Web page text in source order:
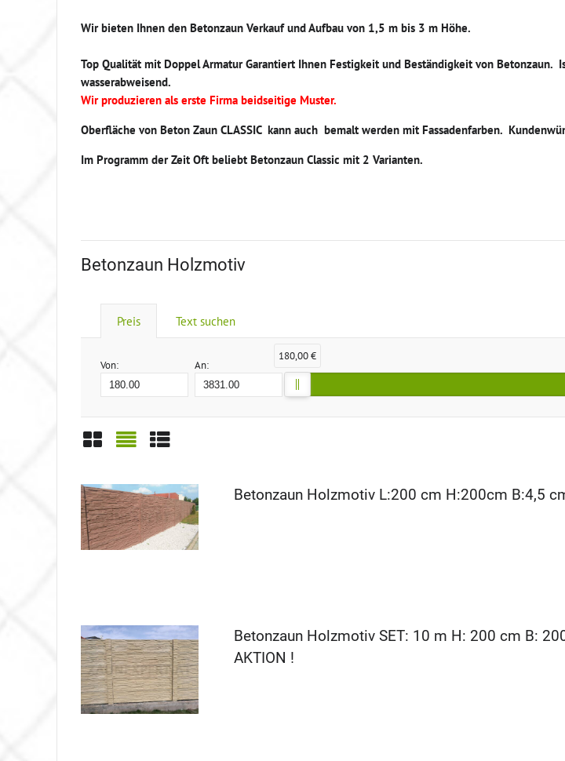
Wir bieten Ihnen den Betonzaun Verkauf und Aufbau von 1,5 m bis 3 m Höhe.
Top Qualität mit Doppel Armatur Garantiert Ihnen Festigkeit und Beständigkeit von Betonzaun.
wasserabweisend.
Wir produzieren als erste Firma beidseitige Muster.
Oberfläche von Beton Zaun CLASSIC kann auch bemalt werden mit Fassadenfarben.
Im Programm der Zeit Oft beliebt Betonzaun Classic mit 2 Varianten.
Betonzaun Holzmotiv
Preis Text suchen
Von: An:
180,00 €
Betonzaun Holzmotiv L:200 cm H:200cm B:4,5
Betonzaun Holzmotiv SET: 10 m H: 200 cm B:
AKTION !